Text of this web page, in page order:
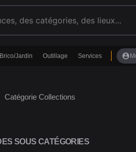
Brico/Jardin Outillage Services account_circle
Catégorie Collections
SOUS CATÉGORIES